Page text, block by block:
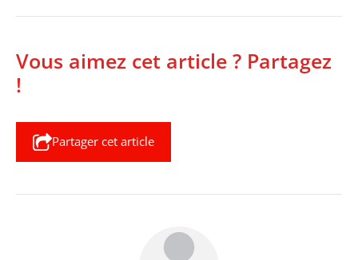
Vous aimez cet article ? Partagez
!
Partager cet article